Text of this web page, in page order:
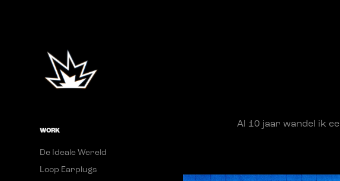
WORK
De Ideale Wereld
Loop Earplugs
Al 10 jaar wandel ik